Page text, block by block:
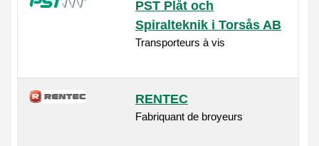
PST Plåt och
Spiralteknik i Torsås AB
Transporteurs à vis
RENTEC
Fabriquant de broyeurs